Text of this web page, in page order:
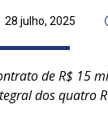
28 julho, 2025
de R$ 15
dos quatro